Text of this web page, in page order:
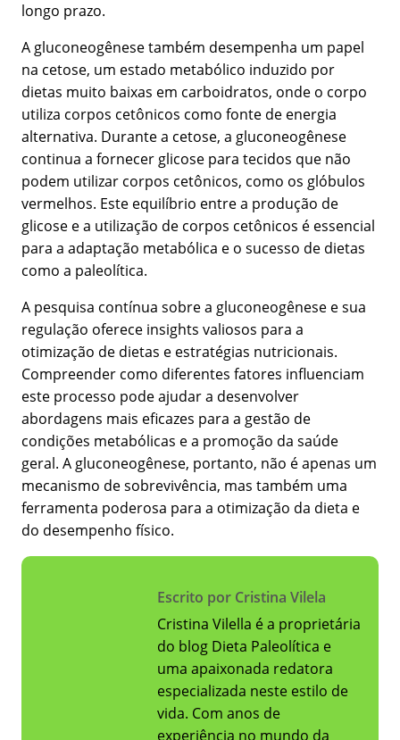
longo prazo.
A gluconeogênese também desempenha um papel
na cetose, um estado metabólico induzido por
dietas muito baixas em carboidratos, onde o corpo
utiliza corpos cetônicos como fonte de energia
alternativa. Durante a cetose, a gluconeogênese
continua a fornecer glicose para tecidos que não
podem utilizar corpos cetônicos, como os glóbulos
vermelhos. Este equilíbrio entre a produção de
glicose e a utilização de corpos cetônicos é essencial
para a adaptação metabólica e o sucesso de dietas
como a paleolítica.
A pesquisa contínua sobre a gluconeogênese e sua
regulação oferece insights valiosos para a
otimização de dietas e estratégias nutricionais.
Compreender como diferentes fatores influenciam
este processo pode ajudar a desenvolver
abordagens mais eficazes para a gestão de
condições metabólicas e a promoção da saúde
geral. A gluconeogênese, portanto, não é apenas um
mecanismo de sobrevivência, mas também uma
ferramenta poderosa para a otimização da dieta e
do desempenho físico.
Escrito por Cristina Vilela
Cristina Vilella é a proprietária
do blog Dieta Paleolítica e
uma apaixonada redatora
especializada neste estilo de
vida. Com anos de
experiência no mundo da